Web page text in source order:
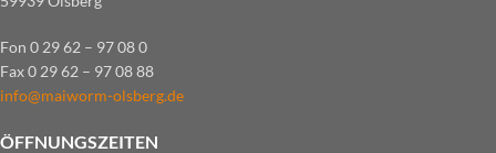
Fon 0 29 62 – 97 08 0
Fax 0 29 62 – 97 08 88
info@maiworm-olsberg.de
ÖFFNUNGSZEITEN